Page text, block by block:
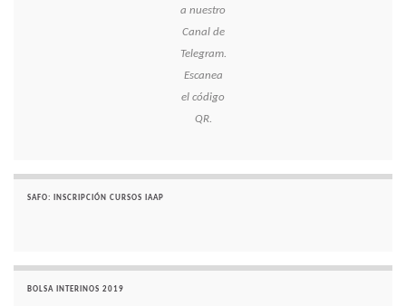
a nuestro
Canal de
Telegram.
Escanea
el código
QR.
SAFO: INSCRIPCIÓN CURSOS IAAP
BOLSA INTERINOS 2019